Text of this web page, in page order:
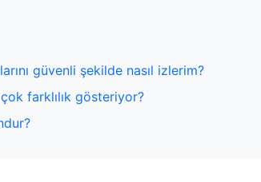
güvenli şekilde nasıl izlerim?
farklılık gösteriyor?